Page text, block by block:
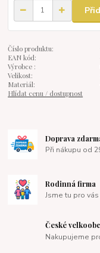
Číslo produktu:
EAN kód:
Výrobce :
Velikost:
Materiál:
Hlídat cenu / dostupnost
Doprava
Při nákupu od
Rodinná firma
Jsme tu pro
České
Nakupujeme